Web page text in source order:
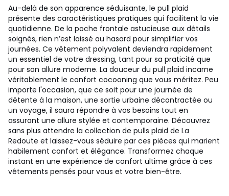
Au-delà de son apparence séduisante, le pull plaid
présente des caractéristiques pratiques qui facilitent la vie
quotidienne. De la poche frontale astucieuse aux détails
soignés, rien n’est laissé au hasard pour simplifier vos
journées. Ce vêtement polyvalent deviendra rapidement
un essentiel de votre dressing, tant pour sa praticité que
pour son allure moderne. La douceur du pull plaid incarne
véritablement le confort cocooning que vous méritez. Peu
importe l'occasion, que ce soit pour une journée de
détente à la maison, une sortie urbaine décontractée ou
un voyage, il saura répondre à vos besoins tout en
assurant une allure stylée et contemporaine. Découvrez
sans plus attendre la collection de pulls plaid de La
Redoute et laissez-vous séduire par ces pièces qui marient
habilement confort et élégance. Transformez chaque
instant en une expérience de confort ultime grâce à ces
vêtements pensés pour vous et votre bien-être.